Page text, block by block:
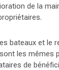
de la
bateaux et le
les mêmes
de